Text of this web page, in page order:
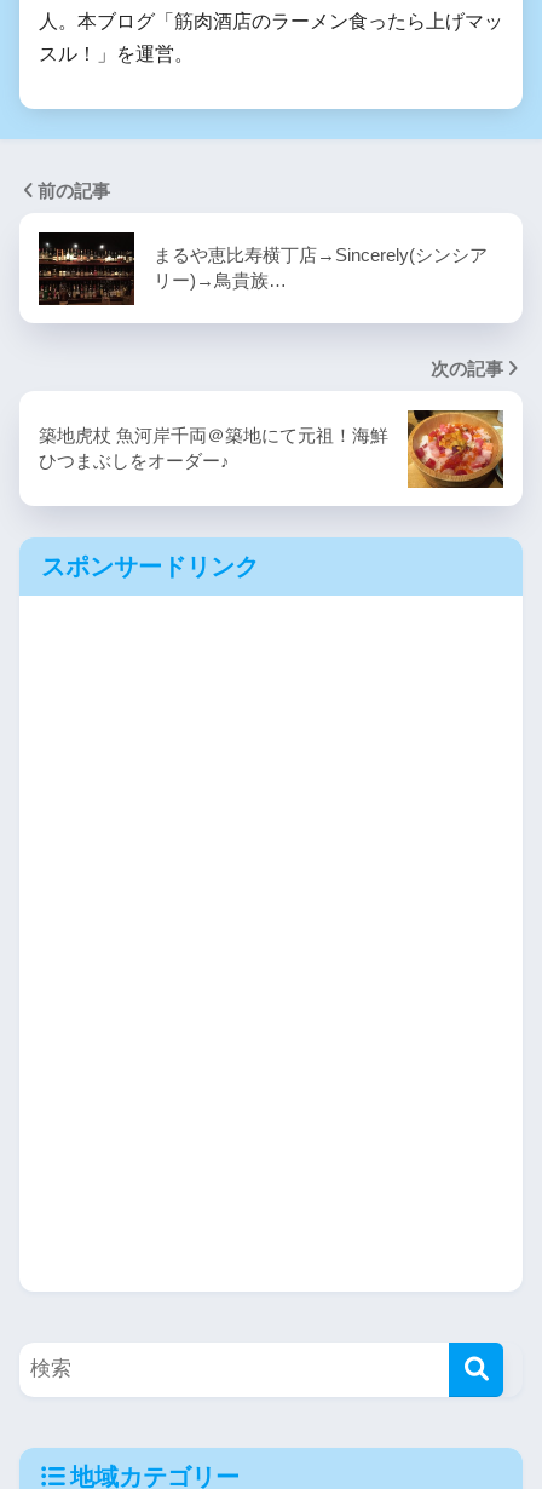
人。本ブログ「筋肉酒店のラーメン食ったら上げマッ
スル！」を運営。
前の記事
まるや恵比寿横丁店→Sincerely(シンシア
リー)→鳥貴族…
次の記事
築地虎杖 魚河岸千両＠築地にて元祖！海鮮
ひつまぶしをオーダー♪
スポンサードリンク
地域カテゴリー